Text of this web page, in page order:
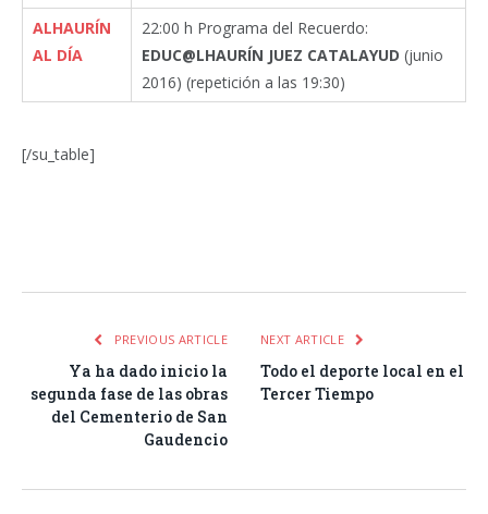
ALHAURÍN
AL DÍA
22:00 h Programa del Recuerdo:
EDUC@LHAURÍN JUEZ CATALAYUD (junio
2016) (repetición a las 19:30)
[/su_table]
PREVIOUS ARTICLE
Ya ha dado inicio la
segunda fase de las obras
del Cementerio de San
Gaudencio
NEXT ARTICLE
Todo el deporte local en el
Tercer Tiempo